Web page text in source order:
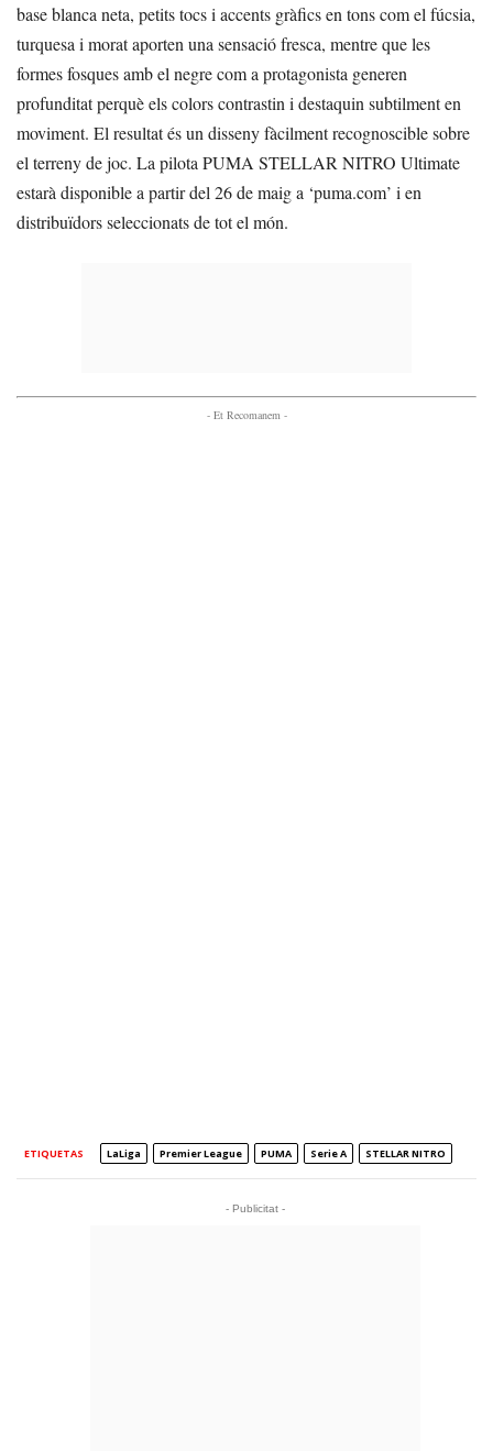
base blanca neta, petits tocs i accents gràfics en tons com el fúcsia,
turquesa i morat aporten una sensació fresca, mentre que les
formes fosques amb el negre com a protagonista generen
profunditat perquè els colors contrastin i destaquin subtilment en
moviment. El resultat és un disseny fàcilment recognoscible sobre
el terreny de joc. La pilota PUMA STELLAR NITRO Ultimate
estarà disponible a partir del 26 de maig a ‘puma.com’ i en
distribuïdors seleccionats de tot el món.
- Et Recomanem -
ETIQUETAS LaLiga Premier League PUMA Serie A STELLAR NITRO
- Publicitat -